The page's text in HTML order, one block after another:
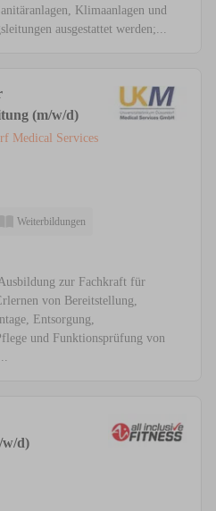
Klimaanlagen und
ausgestattet werden;...
(m/w/d)
Medical Services
Weiterbildungen
zur Fachkraft für
von Bereitstellung,
Entsorgung,
und Funktionsprüfung von
w/d)